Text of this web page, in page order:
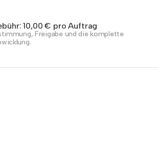
10,00 € pro Auftrag
Freigabe und die komplette